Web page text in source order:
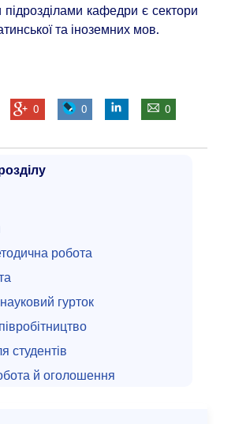
кафедри є сектори
та іноземних мов.
0 0 0
робота
гурток
студентів
й оголошення